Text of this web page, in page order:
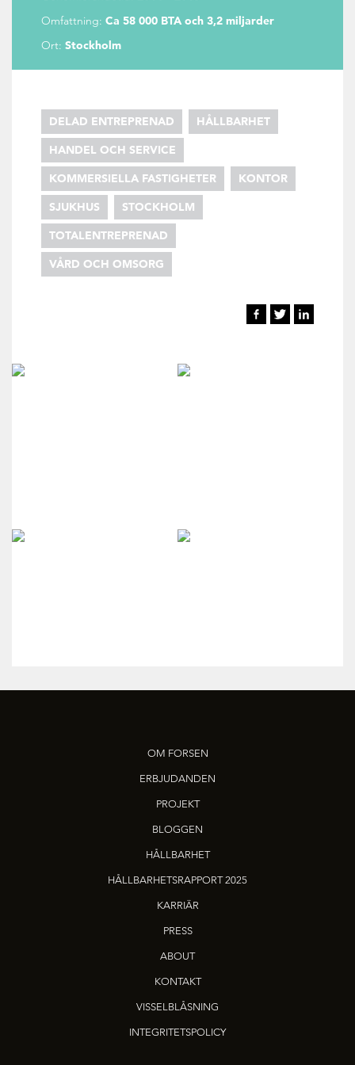
Omfattning: Ca 58 000 BTA och 3,2 miljarder
Ort: Stockholm
DELAD ENTREPRENAD
HÅLLBARHET
HANDEL OCH SERVICE
KOMMERSIELLA FASTIGHETER
KONTOR
SJUKHUS
STOCKHOLM
TOTALENTREPRENAD
VÅRD OCH OMSORG
OM FORSEN
ERBJUDANDEN
PROJEKT
BLOGGEN
HÅLLBARHET
HÅLLBARHETSRAPPORT 2025
KARRIÄR
PRESS
ABOUT
KONTAKT
VISSELBLÅSNING
INTEGRITETSPOLICY